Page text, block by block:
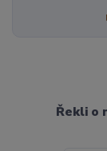
Řekli o